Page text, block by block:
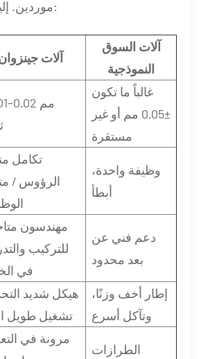
موردين. إليك مقارنة واضحة:
آلات
آلات السوق
النموذجية
غالباً ما تكون
±0.05 مم أو غير
مستقرة
تكامل
الرؤوس /
وظيفة واحدة،
أبطأ
مهندسون
للتركيب
في
دعم فني عن
بعد محدود
هيكل شديد
تشغيل طويل
إطار أخف وزنًا،
وتآكل أسرع
مرونة في
الطرازات